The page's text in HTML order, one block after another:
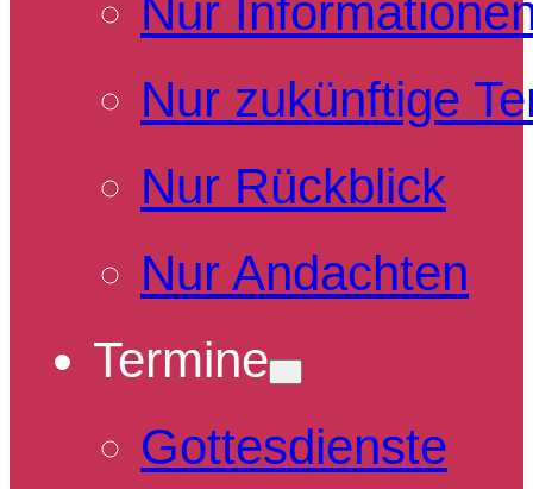
Nur
Nur zukünftige
Nur Rückblick
Nur Andachten
Termine
Gottesdienste